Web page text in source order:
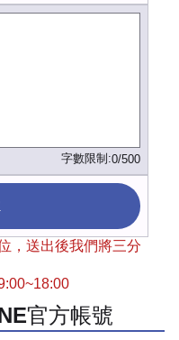
字數限制:0/500
，送出後我們將三分
官方帳號